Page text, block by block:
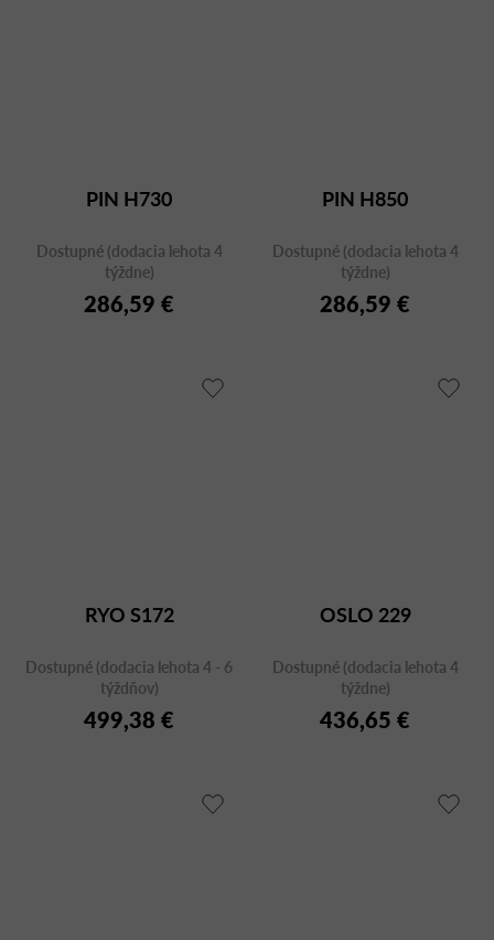
PIN H730
Dostupné (dodacia lehota 4
týždne)
286,59 €
PIN H850
Dostupné (dodacia lehota 4
týždne)
286,59 €
RYO S172
Dostupné (dodacia lehota 4 - 6
týždňov)
499,38 €
OSLO 229
Dostupné (dodacia lehota 4
týždne)
436,65 €